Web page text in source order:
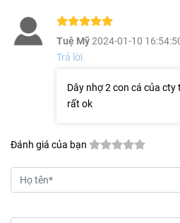
Tuệ Mỹ2024-01-10
Trả lời
Dây nhợ 2 con cá của cty
rất ok
Đánh giá của bạn